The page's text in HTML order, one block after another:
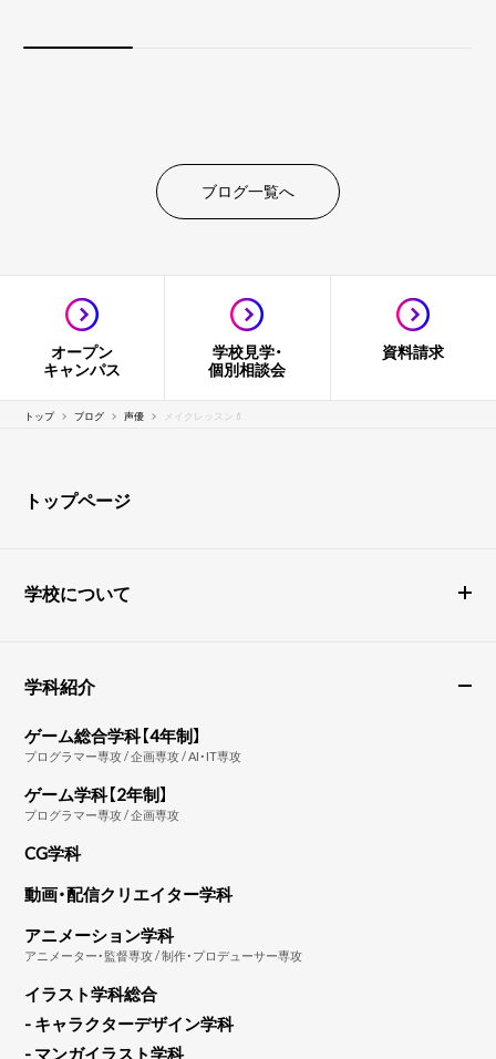
ブログ一覧へ
オープン
キャンパス
学校見学・
個別相談会
資料請求
トップ ブログ 声優 メイクレッスン💄
トップページ
学校について
学科紹介
ゲーム総合学科【4年制】
プログラマー専攻 / 企画専攻 / AI・IT専攻
ゲーム学科【2年制】
プログラマー専攻 / 企画専攻
CG学科
動画・配信クリエイター学科
アニメーション学科
アニメーター・監督専攻 / 制作・プロデューサー専攻
イラスト学科総合
- キャラクターデザイン学科
- マンガイラスト学科